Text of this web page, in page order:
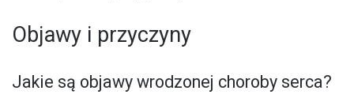
Objawy i przyczyny
Jakie są objawy wrodzonej choroby serca?